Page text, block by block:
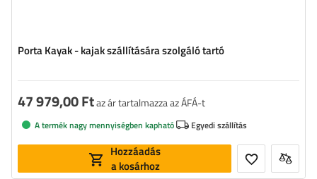
Porta Kayak - kajak szállítására szolgáló tartó
47 979,00 Ftaz ár tartalmazza az ÁFÁ-t
A termék nagy mennyiségben kapható Egyedi szállítás
Hozzáadás
a kosárhoz